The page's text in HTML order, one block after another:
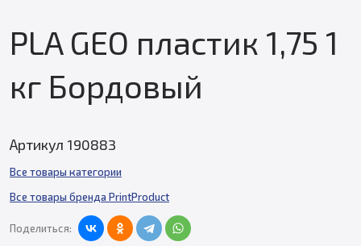
PLA GEO пластик 1,75 1
кг Бордовый
Артикул 190883
Все товары категории
Все товары бренда PrintProduct
Поделиться: